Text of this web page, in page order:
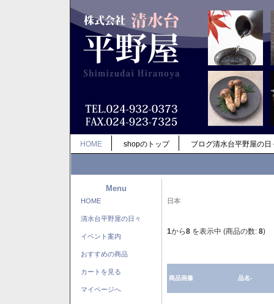
HOME shopのトップ ブログ清水台平野屋の日
Menu
HOME
清水台平野屋の日々
イベント案内
おすすめの商品
カートを見る
マイページへ
日本
1から8 を表示中 (商品の数: 8)
商品画像 品名-